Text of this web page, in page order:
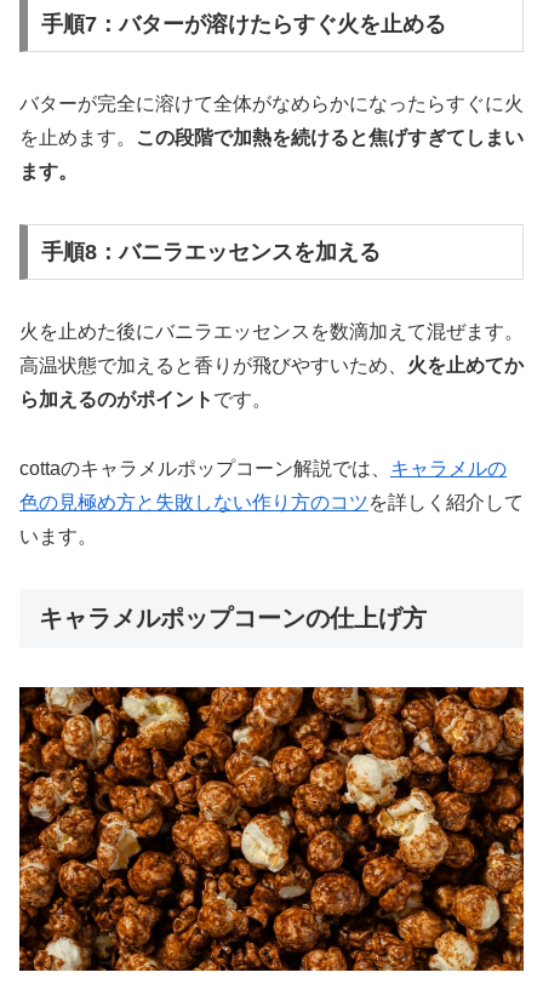
手順7：バターが溶けたらすぐ火を止める
バターが完全に溶けて全体がなめらかになったらすぐに火
を止めます。
この段階で加熱を続けると焦げすぎてしまい
ます。
手順8：バニラエッセンスを加える
火を止めた後にバニラエッセンスを数滴加えて混ぜます。
高温状態で加えると香りが飛びやすいため、 火を止めてか
ら加えるのがポイント です。
cottaのキャラメルポップコーン解説では、 キャラメルの
色の見極め方と失敗しない作り方のコツを詳しく紹介して
います。
キャラメルポップコーンの仕上げ方